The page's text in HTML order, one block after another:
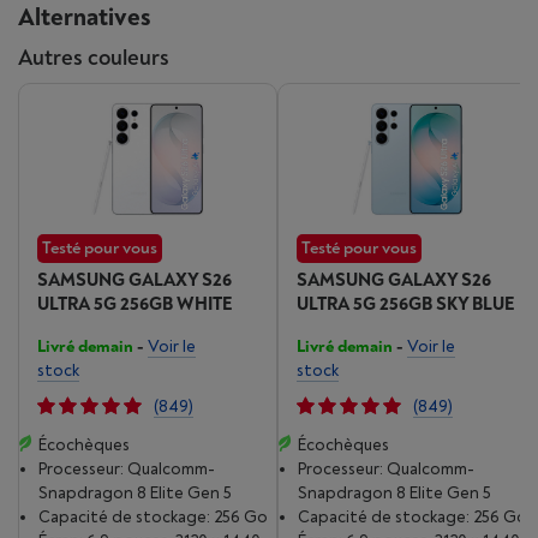
Des photos claires et
lumineuses, même la nuit
améliorée de 47 % sur l'appareil photo large de 200 MP,
ainsi qu'une réduction du bruit, permettent de réaliser
des vidéos claires et détaillées, même dans des
environnements à faible luminosité
Alternatives
Autres couleurs
Testé pour vous
SAMSUNG GALAXY S26
ULTRA 5G 256GB WHITE
Livré demain - Voir le
stock
(849)
Écochèques
Processeur: Qualcomm-
Snapdragon 8 Elite Gen 5
Capacité de stockage: 256 Go
Testé pour vous
SAMSUNG GALAXY S26
ULTRA 5G 256GB SKY BLUE
Livré demain - Voir le
stock
(849)
Écochèques
Processeur: Qualcomm-
Snapdragon 8 Elite Gen 5
Capacité de stockage: 256 Go